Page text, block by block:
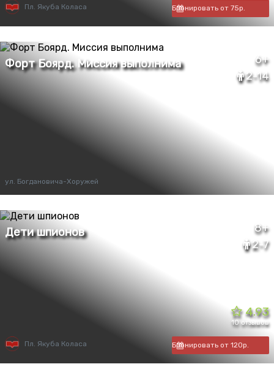
Пл. Якуба Коласа Бронировать от 75р.
6+
2-14
ул. Богдановича-Хоружей
8+
2-7
4.93
10 отзывов
Пл. Якуба Коласа Бронировать от 120р.